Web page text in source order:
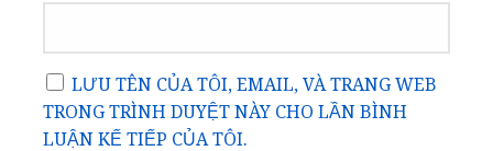
LƯU TÊN CỦA TÔI, EMAIL, VÀ TRANG WEB
TRONG TRÌNH DUYỆT NÀY CHO LẦN BÌNH
LUẬN KẾ TIẾP CỦA TÔI.